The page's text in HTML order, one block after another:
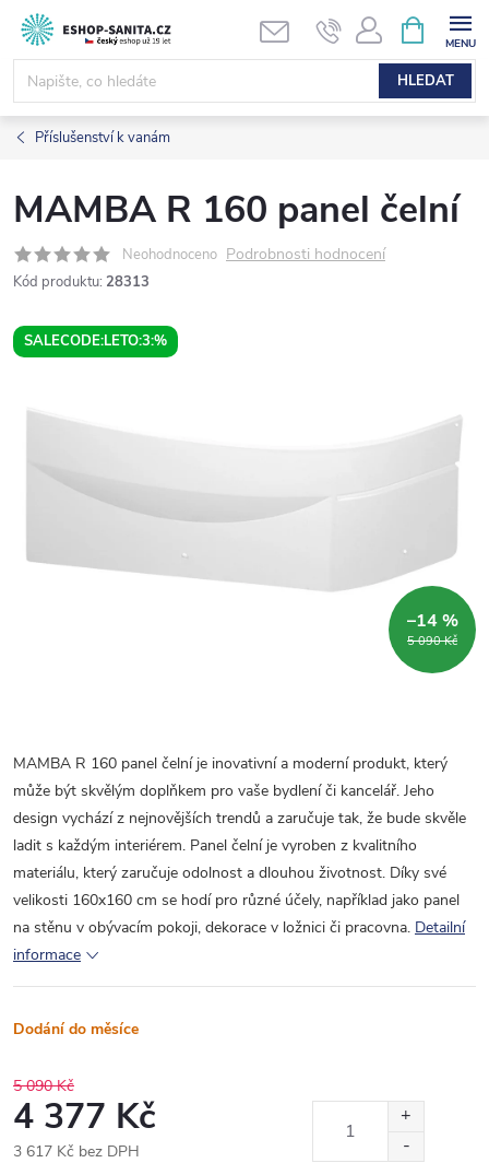
Přejít
obsah
HLEDAT
NÁKUPNÍ
KOŠÍK
Příslušenství k vanám
MAMBA R 160 panel čelní
Neohodnoceno Podrobnosti hodnocení
Kód produktu: 28313
SALECODE:LETO:3:%
5 090 Kč
–14 %
MAMBA R 160 panel čelní je inovativní a moderní produkt, který
může být skvělým doplňkem pro vaše bydlení či kancelář. Jeho
design vychází z nejnovějších trendů a zaručuje tak, že bude skvěle
ladit s každým interiérem. Panel čelní je vyroben z kvalitního
materiálu, který zaručuje odolnost a dlouhou životnost. Díky své
velikosti 160x160 cm se hodí pro různé účely, například jako panel
na stěnu v obývacím pokoji, dekorace v ložnici či pracovna. Detailní
informace
Dodání do měsíce
5 090 Kč
4 377 Kč
3 617 Kč bez DPH